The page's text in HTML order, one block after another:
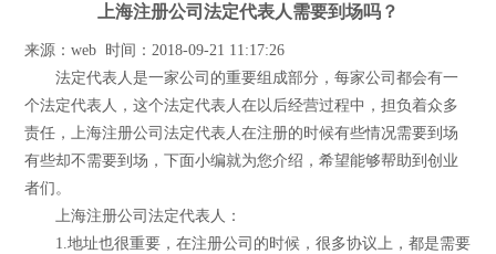
上海注册公司法定代表人需要到场吗？
来源：web 时间：2018-09-21 11:17:26
法定代表人是一家公司的重要组成部分，每家公司都会有一
个法定代表人，这个法定代表人在以后经营过程中，担负着众多
责任，上海注册公司法定代表人在注册的时候有些情况需要到场
有些却不需要到场，下面小编就为您介绍，希望能够帮助到创业
者们。
上海注册公司法定代表人：
1.地址也很重要，在注册公司的时候，很多协议上，都是需要